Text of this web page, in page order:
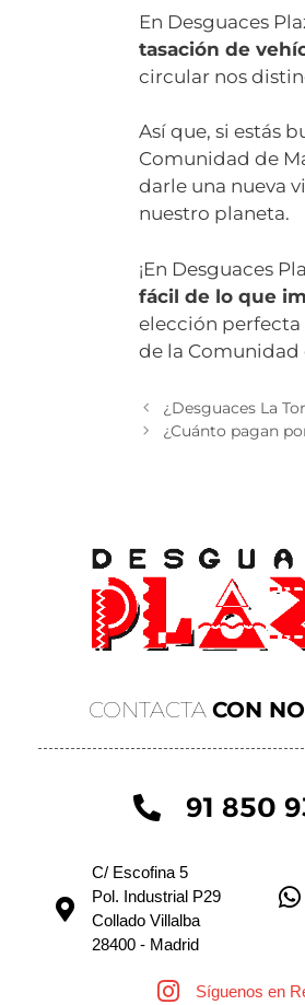
En Desguaces
tasación de
circular nos
Así que, si estás
Comunidad de
darle una nueva
nuestro planeta.
¡En Desguaces
fácil de lo que
elección perfecta
de la Comunidad
¿Desguaces La
¿Cuánto pagan
CONTACTACON
91 850
C/ Escofina 5
Pol. Industrial P29
Collado Villalba
28400 - Madrid
Síguenos en